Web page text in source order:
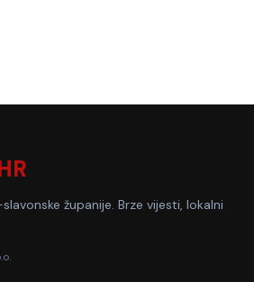
županije. Brze vijesti, lokalni